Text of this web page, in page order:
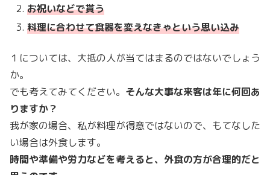
お祝いなどで貰う
料理に合わせて食器を変えなきゃという思い込み
１については、大抵の人が当てはまるのではないでしょう
か。
でも考えてみてください。 そんな大事な来客は年に何回あ
りますか？
我が家の場合、私が料理が得意ではないので、もてなした
い場合は外食します。
時間や準備や労力などを考えると、外食の方が合理的だと